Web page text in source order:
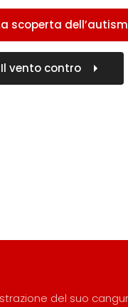
scoperta
Il vento contro
del suo